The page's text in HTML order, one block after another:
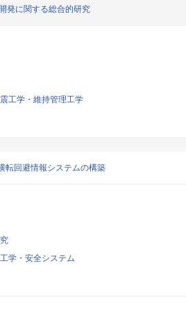
発に関する総合的研究
工学・維持管理工学
転回避情報システムの構築
学・安全システム